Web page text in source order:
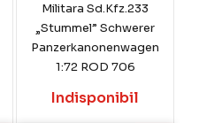
Militara Sd.Kfz.233
„Stummel” Schwerer
Panzerkanonenwagen
1:72 ROD 706
Indisponibil